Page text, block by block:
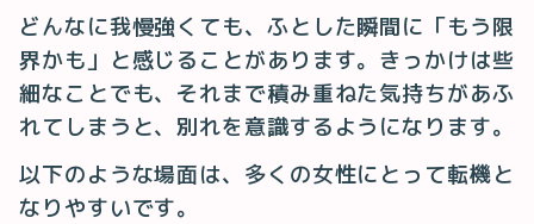
どんなに我慢強くても、ふとした瞬間に「もう限
界かも」と感じることがあります。きっかけは些
細なことでも、それまで積み重ねた気持ちがあふ
れてしまうと、別れを意識するようになります。
以下のような場面は、多くの女性にとって転機と
なりやすいです。